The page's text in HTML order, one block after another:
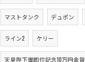
マストタンク デュポン
ライン2 ケリー
天皇陛下御即位記念10万円金貨